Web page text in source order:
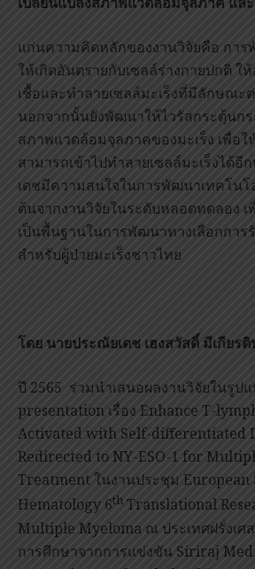
แก่นความคิดหลักของงานวิจัยคือ กา
ให้เกิดอันตรายกับเซลล์ร่างกายปกติ ใ
เชื้อและทำลายเซลล์มะเร็งที่มีลักษณะ
นอกจากนั้นยังพัฒนาให้ไวรัสกระตุ้นก
สภาพแวดล้อมจุลภาคของมะเร็ง เพื่อใ
สามารถเข้าไปทำลายเซลล์มะเร็งได้
เดชมีความสนใจในการพัฒนาเทคโนโ
ต้นจากงานวิจัยในระดับหลอดทดลอง เ
เป็นพื้นฐานในการพัฒนาทางเลือกกา
สำหรับผู้ป่วยมะเร็งชาวไทย
โดย นายประณัยเดช เฮงสวัสดิ์ มีเกียร
ปี 2565 ร่วมนำเสนอผลงานวิจัยในรูป
presentation เรื่อง Enhance T-
Activated with Self-differentiated
Redirected to NY-ESO-1 for
Treatment ในงานประชุม European
Hematology 6th Translational
Multiple Myeloma ณ ประเทศฝรั่งเศ
การศึกษาจากการแข่งขัน Siriraj